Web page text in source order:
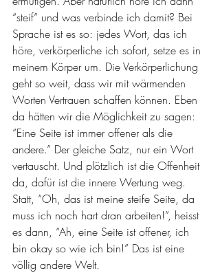
“steif” und was verbinde ich damit? Bei
Sprache ist es so: jedes Wort, das ich
höre, verkörperliche ich sofort, setze es in
meinem Körper um. Die Verkörperlichung
geht so weit, dass wir mit wärmenden
Worten Vertrauen schaffen können. Eben
da hätten wir die Möglichkeit zu sagen:
“Eine Seite ist immer offener als die
andere.” Der gleiche Satz, nur ein Wort
vertauscht. Und plötzlich ist die Offenheit
da, dafür ist die innere Wertung weg.
Statt, “Oh, das ist meine steife Seite, da
muss ich noch hart dran arbeiten!”, heisst
es dann, “Ah, eine Seite ist offener, ich
bin okay so wie ich bin!” Das ist eine
völlig andere Welt.